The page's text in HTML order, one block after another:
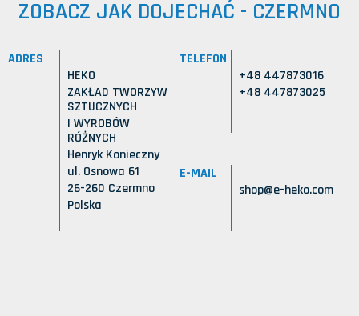
ZOBACZ JAK DOJECHAĆ - CZERMNO
ADRES
HEKO
ZAKŁAD TWORZYW
SZTUCZNYCH
I WYROBÓW
RÓŻNYCH
Henryk Konieczny
ul. Osnowa 61
26-260 Czermno
Polska
TELEFON
+48 447873016
+48 447873025
E-MAIL
shop@e-heko.com